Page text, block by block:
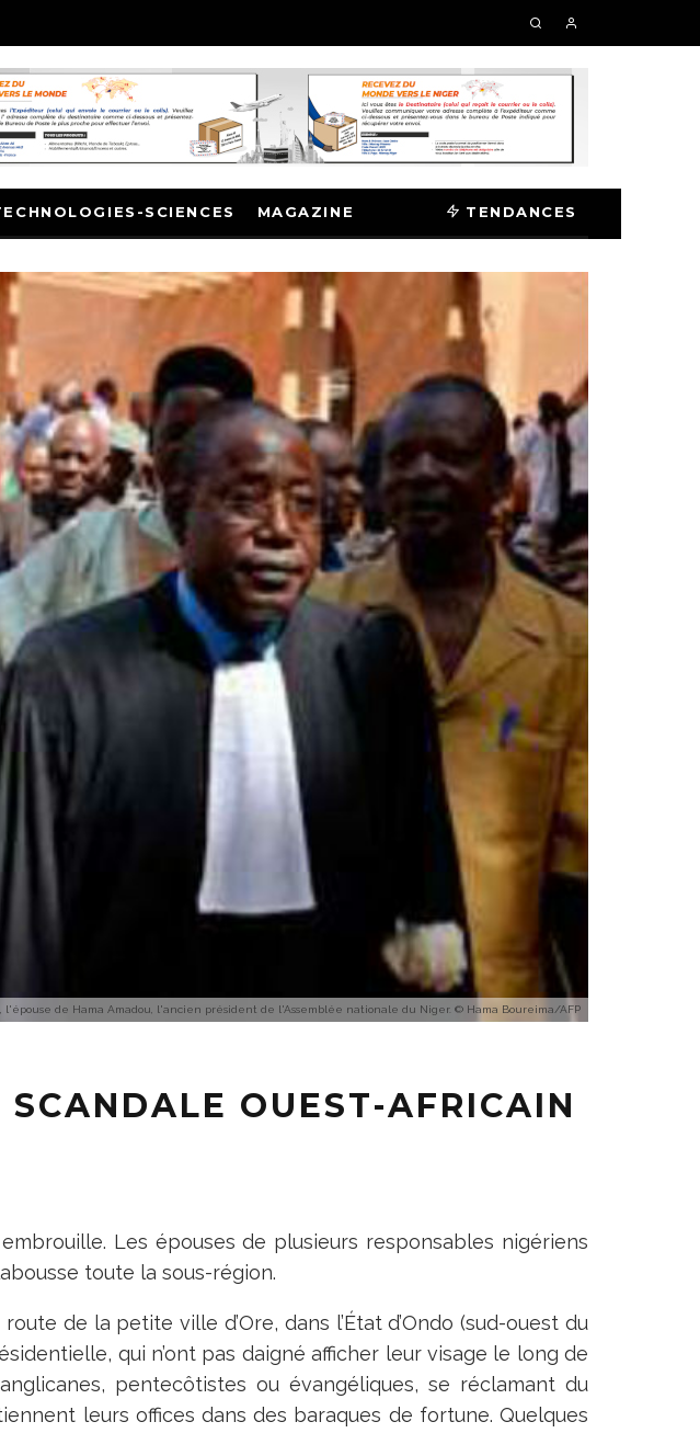
SCIENCES MAGAZINE TENDANCES
l'épouse de Hama Amadou, l'ancien président de l'Assemblée nationale du Niger. © Hama Boureima/AFP
OUEST-AFRICAIN
Les épouses de plusieurs responsables nigériens
toute la sous-région.
de la petite ville d’Ore, dans l’État d’Ondo (sud-ouest du
qui n’ont pas daigné afficher leur visage le long de
pentecôtistes ou évangéliques, se réclamant du
leurs offices dans des baraques de fortune. Quelques